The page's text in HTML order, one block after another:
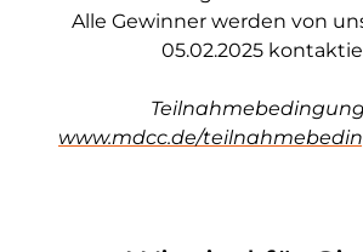
Alle Gewinner werden von
05.02.2025
www.mdcc.de/